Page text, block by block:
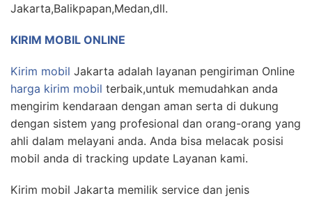
Jakarta,Balikpapan,Medan,dll.
KIRIM MOBIL ONLINE
Kirim mobil Jakarta adalah layanan pengiriman Online
harga kirim mobil terbaik,untuk memudahkan anda
mengirim kendaraan dengan aman serta di dukung
dengan sistem yang profesional dan orang-orang yang
ahli dalam melayani anda. Anda bisa melacak posisi
mobil anda di tracking update Layanan kami.
Kirim mobil Jakarta memilik service dan jenis